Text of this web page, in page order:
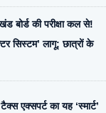
बोर्ड की परीक्षा कल से!
सिस्टम’ लागू; छात्रों के
एक्सपर्ट का यह ‘स्मार्ट’